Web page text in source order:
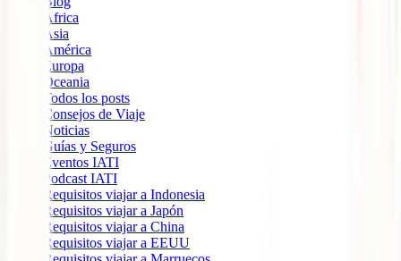
África
Ásia
América
Europa
Oceania
Todos los posts
Consejos de Viaje
Noticias
Guías y Seguros
Eventos IATI
Podcast IATI
Requisitos viajar a Indonesia
Requisitos viajar a Japón
Requisitos viajar a China
Requisitos viajar a EEUU